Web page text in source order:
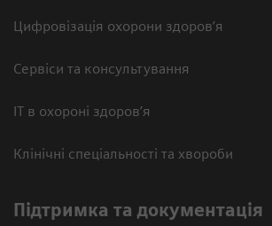
Цифровізація охорони здоров’я
Сервіси та консультування
ІТ в охороні здоров’я
Клінічні спеціальності та хвороби
Підтримка та документація